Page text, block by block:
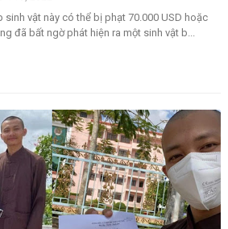
sinh vật này có thể bị phạt 70.000 USD hoặc
đã bất ngờ phát hiện ra một sinh vật b...